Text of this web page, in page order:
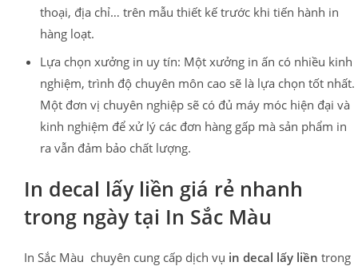
thoại, địa chỉ… trên mẫu thiết kế trước khi tiến hành in
hàng loạt.
Lựa chọn xưởng in uy tín: Một xưởng in ấn có nhiều kinh
nghiệm, trình độ chuyên môn cao sẽ là lựa chọn tốt nhất.
Một đơn vị chuyên nghiệp sẽ có đủ máy móc hiện đại và
kinh nghiệm để xử lý các đơn hàng gấp mà sản phẩm in
ra vẫn đảm bảo chất lượng.
In decal lấy liền giá rẻ nhanh
trong ngày tại In Sắc Màu
In Sắc Màu chuyên cung cấp dịch vụ in decal lấy liền trong